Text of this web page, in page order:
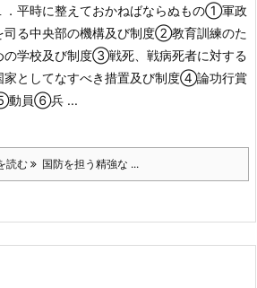
．平時に整えておかねばならぬもの①軍政
司る中央部の機構及び制度②教育訓練のた
の学校及び制度③戦死、戦病死者に対する
家としてなすべき措置及び制度④論功行賞
員⑥兵 ...
読む 国防を担う精強な ...